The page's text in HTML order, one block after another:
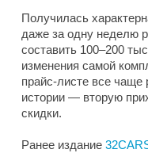
Получилась
даже за одну неделю
составить 100–200
изменения самой
прайс-листе все чаще
истории — вторую
скидки.
Ранее издание